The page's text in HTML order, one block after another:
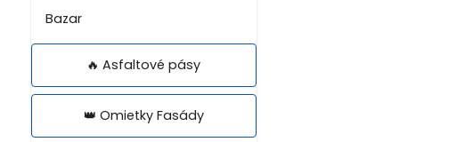
Bazar
🔥 Asfaltové pásy
👑 Omietky Fasády